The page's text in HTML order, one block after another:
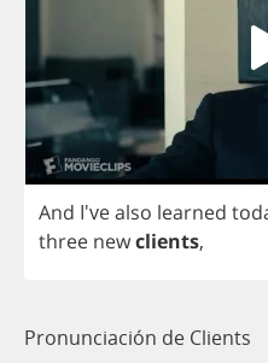
And I'vealso learned
three newclients,
Pronunciación de Clients